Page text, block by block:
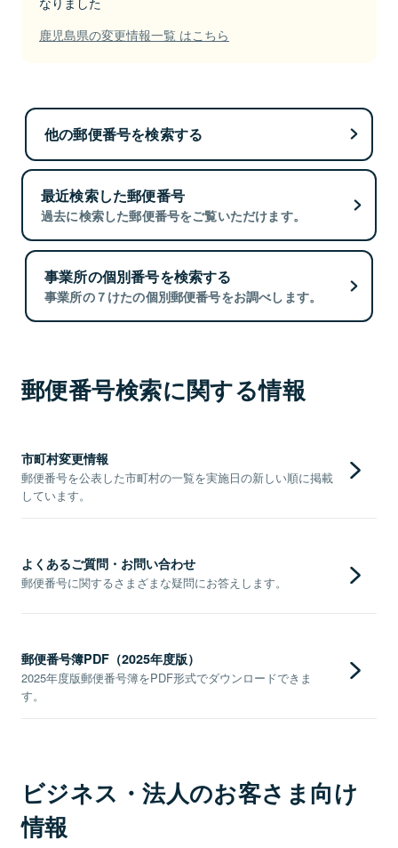
鹿児島県の変更情報一覧 はこちら
他の郵便番号を検索する
最近検索した郵便番号
過去に検索した郵便番号をご覧いただけます。
事業所の個別番号を検索する
事業所の７けたの個別郵便番号をお調べします。
郵便番号検索に関する情報
市町村変更情報
郵便番号を公表した市町村の一覧を実施日の新しい順に掲載
しています。
よくあるご質問・お問い合わせ
郵便番号に関するさまざまな疑問にお答えします。
郵便番号簿PDF（2025年度版）
2025年度版郵便番号簿をPDF形式でダウンロードできま
す。
ビジネス・法人のお客さま向け
情報